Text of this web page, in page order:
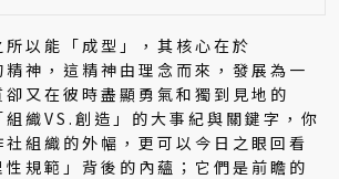
以能「成型」，其核心在於
精神，這精神由理念而來，發展為一
又在彼時盡顯勇氣和獨到見地的
組織VS.創造」的大事紀與關鍵字，你
組織的外幅，更可以今日之眼回看
規範」背後的內蘊；它們是前瞻的